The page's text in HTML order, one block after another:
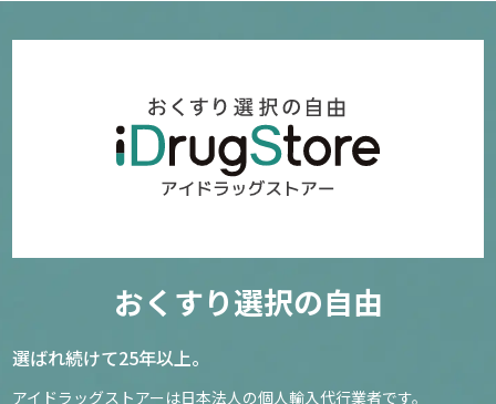
おくすり選択の自由
選ばれ続けて25年以上。
アイドラッグストアーは日本法人の個人輸入代行業者です。